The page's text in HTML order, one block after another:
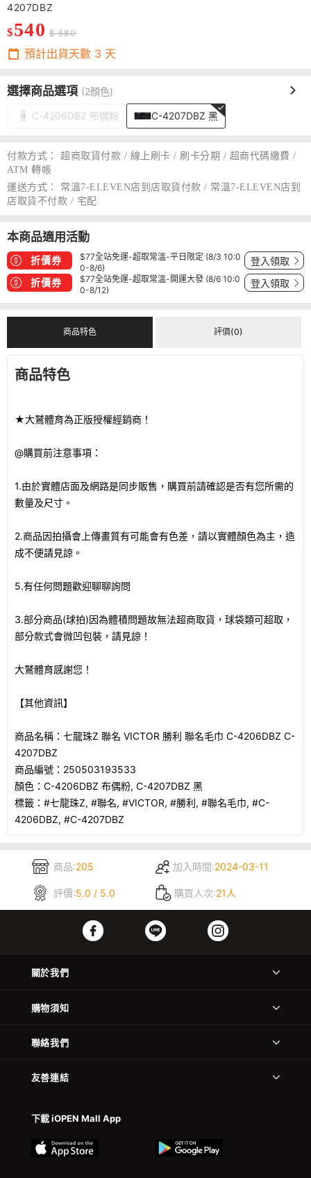
4207DBZ
$540 $ 680
預計出貨天數 3 天
選擇商品選項 (2顏色)
C-4206DBZ 布偶粉 C-4207DBZ 黑
付款方式：
超商取貨付款 / 線上刷卡 / 刷卡分期 / 超商代碼繳費 /
ATM 轉帳
運送方式：
常溫7-ELEVEN店到店取貨付款 / 常溫7-ELEVEN店到
店取貨不付款 / 宅配
本商品適用活動
折價券
$77全站免運-超取常溫-平日限定 (8/3 10:0
0-8/6)
登入領取
折價券
$77全站免運-超取常溫-開運大發 (8/6 10:0
0-8/12)
登入領取
商品特色 評價(0)
商品特色
★大鷲體育為正版授權經銷商！
@購買前注意事項：
1.由於實體店面及網路是同步販售，購買前請確認是否有您所需的
數量及尺寸。
2.商品因拍攝會上傳畫質有可能會有色差，請以實體顏色為主，造
成不便請見諒。
5.有任何問題歡迎聊聊詢問
3.部分商品(球拍)因為體積問題故無法超商取貨，球袋類可超取，
部分款式會微凹包裝，請見諒！
大鷲體育感謝您！
【其他資訊】
商品名稱：七龍珠Z 聯名 VICTOR 勝利 聯名毛巾 C-4206DBZ C-
4207DBZ
商品編號：250503193533
顏色：C-4206DBZ 布偶粉, C-4207DBZ 黑
標籤：#七龍珠Z, #聯名, #VICTOR, #勝利, #聯名毛巾, #C-
4206DBZ, #C-4207DBZ
商品:205 加入時間:2024-03-11
評價:5.0 / 5.0 購買人次:21人
關於我們
購物須知
聯絡我們
友善連結
下載 iOPEN Mall App